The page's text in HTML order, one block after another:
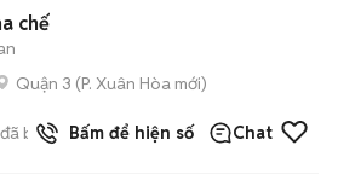
chế
Quận 3 (P. Xuân Hòa mới)
đã bán Bấm để hiện số Chat